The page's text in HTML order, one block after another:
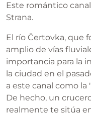
Este romántico
Strana.
El río Čertovka, que
amplio de vías
importancia para la
la ciudad en el
a este canal como la
De hecho, un
realmente te sitúa